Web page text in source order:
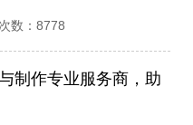
数：8778
制作专业服务商，助